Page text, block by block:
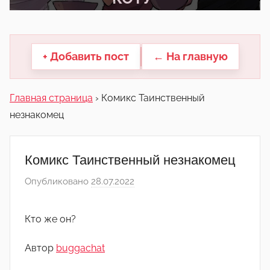
другие.
+ Добавить пост ← На главную
Главная страница › Комикс Таинственный
незнакомец
Комикс Таинственный незнакомец
Опубликовано 28.07.2022
Кто же он?
Автор buggachat